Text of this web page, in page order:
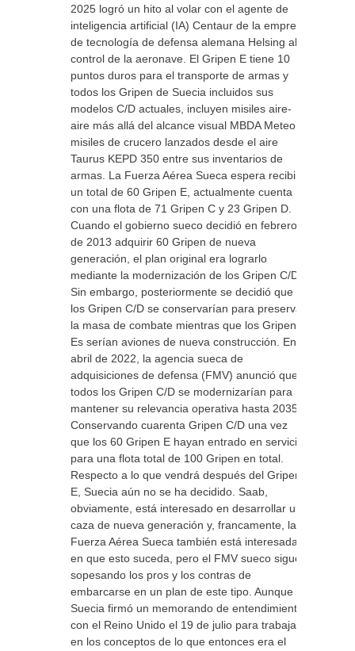
2025 logró un hito al volar con el agente de
inteligencia artificial (IA) Centaur de la empresa
de tecnología de defensa alemana Helsing al
control de la aeronave. El Gripen E tiene 10
puntos duros para el transporte de armas y
todos los Gripen de Suecia incluidos sus
modelos C/D actuales, incluyen misiles aire-
aire más allá del alcance visual MBDA Meteor y
misiles de crucero lanzados desde el aire
Taurus KEPD 350 entre sus inventarios de
armas. La Fuerza Aérea Sueca espera recibir
un total de 60 Gripen E, actualmente cuenta
con una flota de 71 Gripen C y 23 Gripen D.
Cuando el gobierno sueco decidió en febrero
de 2013 adquirir 60 Gripen de nueva
generación, el plan original era lograrlo
mediante la modernización de los Gripen C/D.
Sin embargo, posteriormente se decidió que
los Gripen C/D se conservarían para preservar
la masa de combate mientras que los Gripen
Es serían aviones de nueva construcción. En
abril de 2022, la agencia sueca de
adquisiciones de defensa (FMV) anunció que
todos los Gripen C/D se modernizarían para
mantener su relevancia operativa hasta 2035.
Conservando cuarenta Gripen C/D una vez
que los 60 Gripen E hayan entrado en servicio,
para una flota total de 100 Gripen en total.
Respecto a lo que vendrá después del Gripen
E, Suecia aún no se ha decidido. Saab,
obviamente, está interesado en desarrollar un
caza de nueva generación y, francamente, la
Fuerza Aérea Sueca también está interesada
en que esto suceda, pero el FMV sueco sigue
sopesando los pros y los contras de
embarcarse en un plan de este tipo. Aunque
Suecia firmó un memorando de entendimiento
con el Reino Unido el 19 de julio para trabajar
en los conceptos de lo que entonces era el